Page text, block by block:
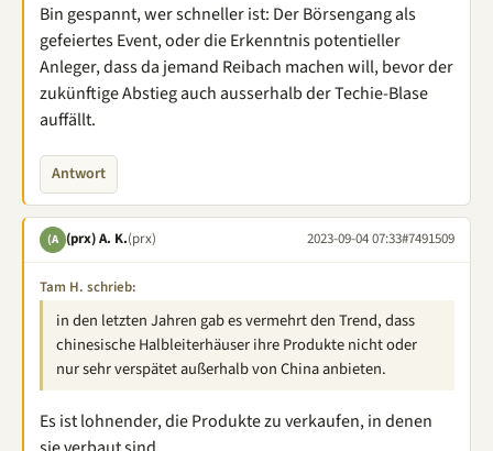
Bin gespannt, wer schneller ist: Der Börsengang als
gefeiertes Event, oder die Erkenntnis potentieller
Anleger, dass da jemand Reibach machen will, bevor der
zukünftige Abstieg auch ausserhalb der Techie-Blase
auffällt.
Antwort
(A (prx) A. K.(prx) 2023-09-04 07:33#7491509
Tam H. schrieb:
in den letzten Jahren gab es vermehrt den Trend, dass
chinesische Halbleiterhäuser ihre Produkte nicht oder
nur sehr verspätet außerhalb von China anbieten.
Es ist lohnender, die Produkte zu verkaufen, in denen